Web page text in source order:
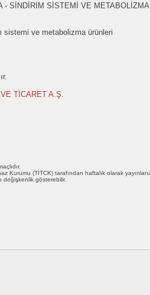
- SİNDİRİM SİSTEMİ VE METABOLİZMA
sistemi ve metabolizma ürünleri
TİCARET A.Ş.
Kurumu (TİTCK) tarafından haftalık olarak
değişkenlik gösterebilir.